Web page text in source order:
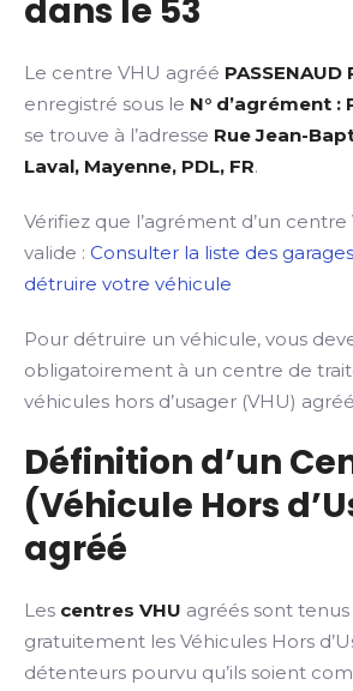
dans le 53
Le centre VHU agréé PASSENAUD
enregistré sous le N° d’agrément :
se trouve à l’adresse Rue Jean-
Laval, Mayenne, PDL, FR.
Vérifiez que l’agrément d’un
valide : Consulter la liste des
détruire votre véhicule
Pour détruire un véhicule, vous
obligatoirement à un centre de
véhicules hors d’usager (VHU)
Définition d’un
(Véhicule Hors
agréé
Les centres VHU agréés sont
gratuitement les Véhicules Hors
détenteurs pourvu qu’ils soient